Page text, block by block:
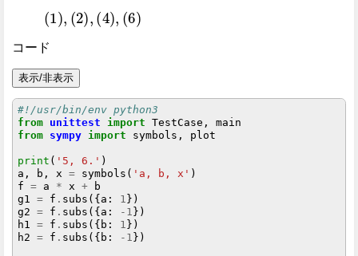
1, 2 4,6
コード
表示/非表示
#!/usr/bin/env python3
from unittest import
from sympy import symbols, plot
print ( '5, 6.' )
a, b, x = symbols( 'a, b, x' )
f = a * x + b
g1 = f . subs({a: 1 })
g2 = f . subs({a: -1 })
h1 = f . subs({b: 1 })
h2 = f . subs({b: -1 })